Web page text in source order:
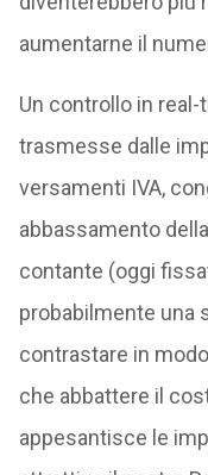
aumentarne il
Un controllo in
trasmesse dalle
versamenti IVA,
abbassamento
contante (oggi
probabilmente una
contrastare in
che abbattere il
appesantisce le